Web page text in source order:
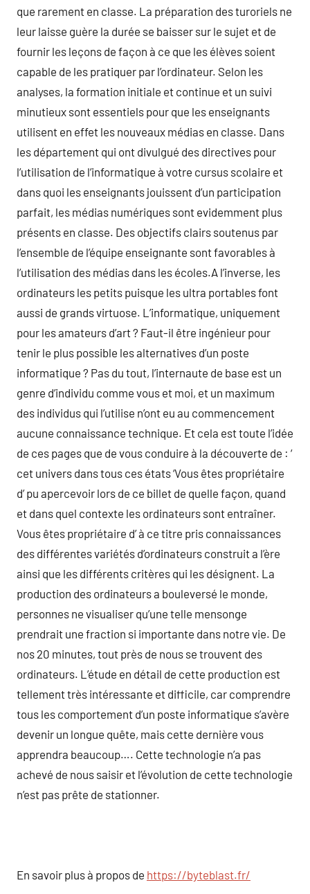
que rarement en classe. La préparation des turoriels ne
leur laisse guère la durée se baisser sur le sujet et de
fournir les leçons de façon à ce que les élèves soient
capable de les pratiquer par l’ordinateur. Selon les
analyses, la formation initiale et continue et un suivi
minutieux sont essentiels pour que les enseignants
utilisent en effet les nouveaux médias en classe. Dans
les département qui ont divulgué des directives pour
l’utilisation de l’informatique à votre cursus scolaire et
dans quoi les enseignants jouissent d’un participation
parfait, les médias numériques sont evidemment plus
présents en classe. Des objectifs clairs soutenus par
l’ensemble de l’équipe enseignante sont favorables à
l’utilisation des médias dans les écoles.A l’inverse, les
ordinateurs les petits puisque les ultra portables font
aussi de grands virtuose. L’informatique, uniquement
pour les amateurs d’art ? Faut-il être ingénieur pour
tenir le plus possible les alternatives d’un poste
informatique ? Pas du tout, l’internaute de base est un
genre d’individu comme vous et moi, et un maximum
des individus qui l’utilise n’ont eu au commencement
aucune connaissance technique. Et cela est toute l’idée
de ces pages que de vous conduire à la découverte de : ‘
cet univers dans tous ces états ‘Vous êtes propriétaire
d’ pu apercevoir lors de ce billet de quelle façon, quand
et dans quel contexte les ordinateurs sont entraîner.
Vous êtes propriétaire d’ à ce titre pris connaissances
des différentes variétés d’ordinateurs construit a l’ère
ainsi que les différents critères qui les désignent. La
production des ordinateurs a bouleversé le monde,
personnes ne visualiser qu’une telle mensonge
prendrait une fraction si importante dans notre vie. De
nos 20 minutes, tout près de nous se trouvent des
ordinateurs. L’étude en détail de cette production est
tellement très intéressante et difficile, car comprendre
tous les comportement d’un poste informatique s’avère
devenir un longue quête, mais cette dernière vous
apprendra beaucoup…. Cette technologie n’a pas
achevé de nous saisir et l’évolution de cette technologie
n’est pas prête de stationner.
En savoir plus à propos de https://byteblast.fr/